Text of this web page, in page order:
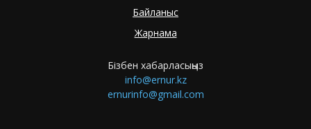
Байланыс
Жарнама
Бізбен хабарласыңыз
info@ernur.kz
ernurinfo@gmail.com